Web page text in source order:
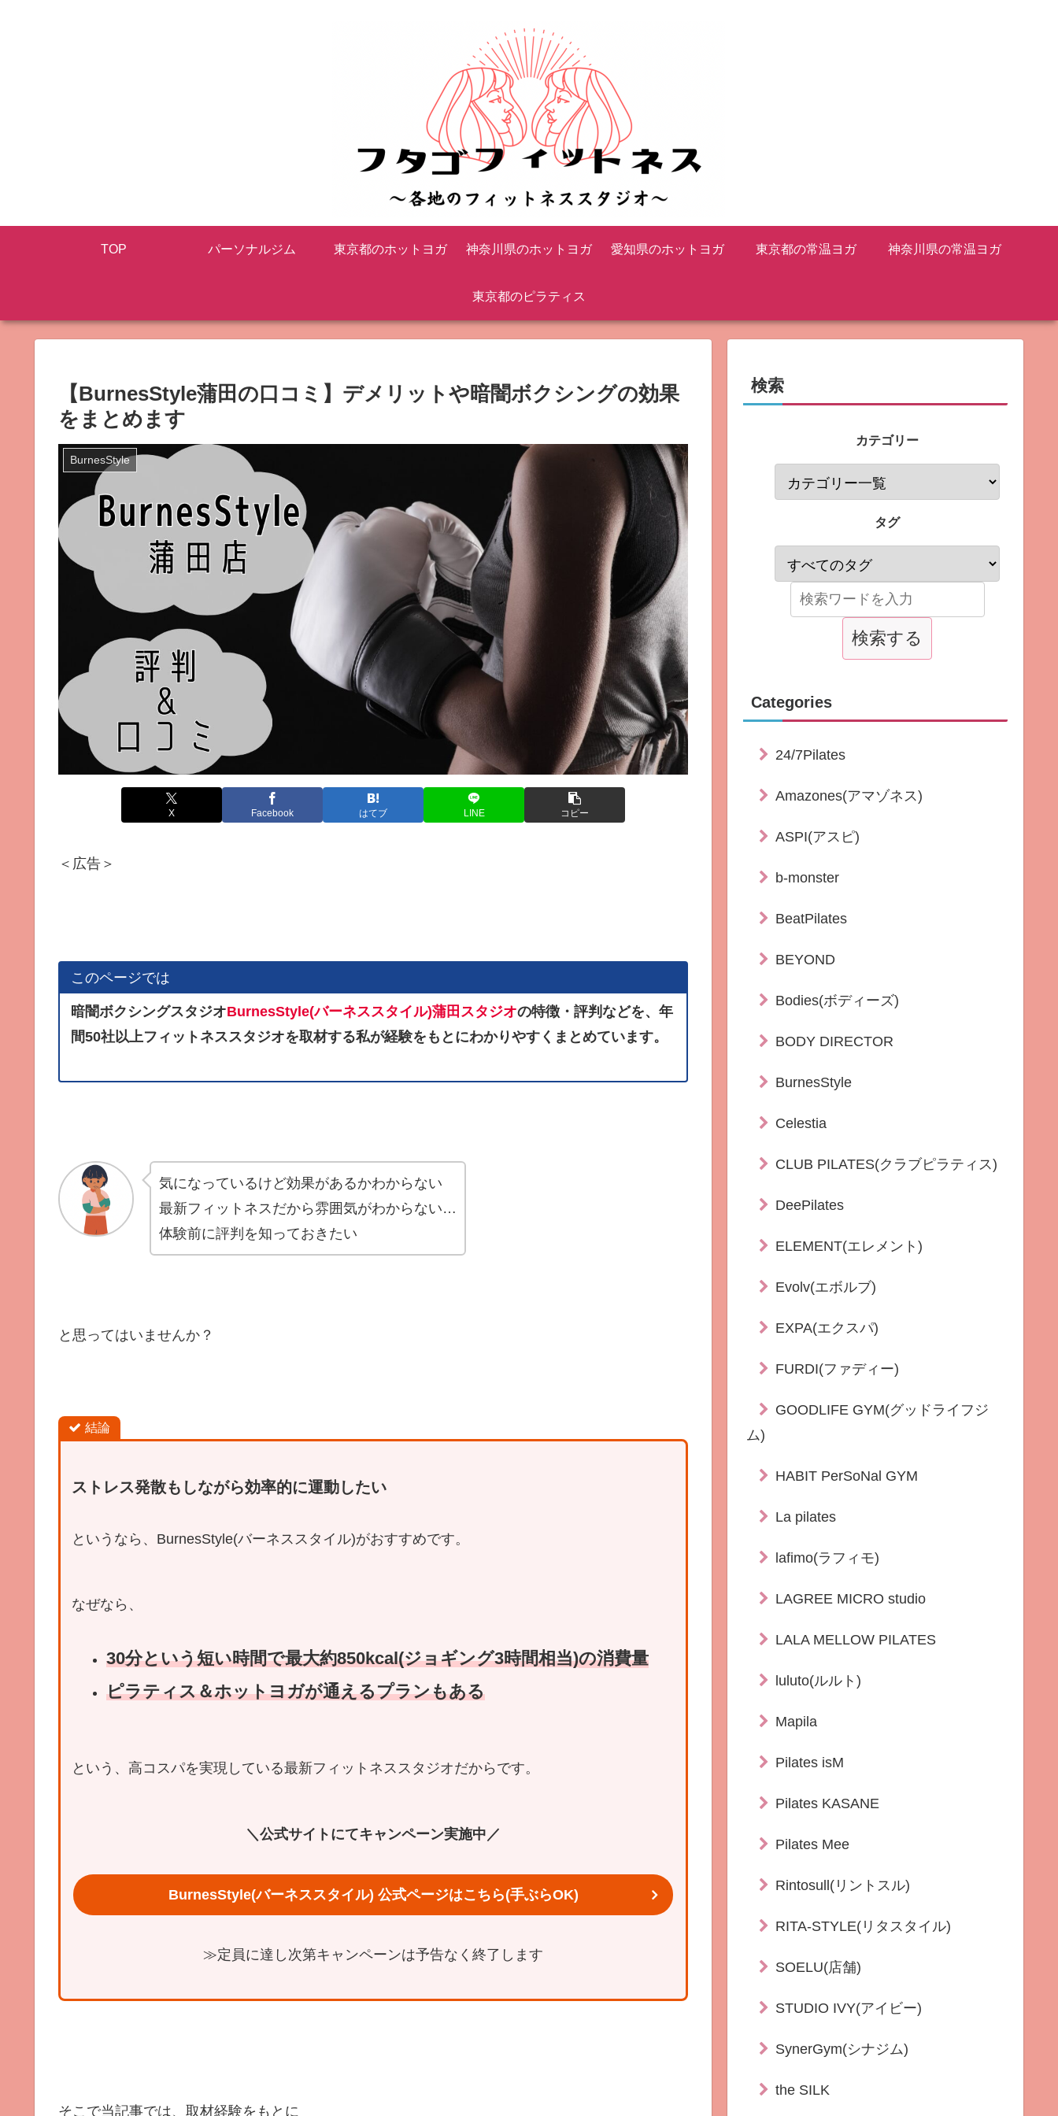
TOP パーソナルジム 東京都のホットヨガ 神奈川県のホットヨガ 愛知県のホットヨガ 東京都の常温ヨガ 神奈川県の常温ヨガ
東京都のピラティス
【BurnesStyle蒲田の口コミ】デメリットや暗闇ボクシングの効果
をまとめます
BurnesStyle
X Facebook はてブ LINE コピー
＜広告＞
このページでは
暗闇ボクシングスタジオBurnesStyle(バーネススタイル)蒲田スタジオの特徴・評判などを、年
間50社以上フィットネススタジオを取材する私が経験をもとにわかりやすくまとめています。
気になっているけど効果があるかわからない
最新フィットネスだから雰囲気がわからない…
体験前に評判を知っておきたい
と思ってはいませんか？
結論
ストレス発散もしながら効率的に運動したい
というなら、BurnesStyle(バーネススタイル)がおすすめです。
なぜなら、
30分という短い時間で最大約850kcal(ジョギング3時間相当)の消費量
ピラティス＆ホットヨガが通えるプランもある
という、高コスパを実現している最新フィットネススタジオだからです。
＼公式サイトにてキャンペーン実施中／
BurnesStyle(バーネススタイル) 公式ページはこちら(手ぶらOK)
≫定員に達し次第キャンペーンは予告なく終了します
そこで当記事では、取材経験をもとに
検索
カテゴリー
タグ
Categories
24/7Pilates
Amazones(アマゾネス)
ASPI(アスピ)
b-monster
BeatPilates
BEYOND
Bodies(ボディーズ)
BODY DIRECTOR
BurnesStyle
Celestia
CLUB PILATES(クラブピラティス)
DeePilates
ELEMENT(エレメント)
Evolv(エボルブ)
EXPA(エクスパ)
FURDI(ファディー)
GOODLIFE GYM(グッドライフジ
ム)
HABIT PerSoNal GYM
La pilates
lafimo(ラフィモ)
LAGREE MICRO studio
LALA MELLOW PILATES
luluto(ルルト)
Mapila
Pilates isM
Pilates KASANE
Pilates Mee
Rintosull(リントスル)
RITA-STYLE(リタスタイル)
SOELU(店舗)
STUDIO IVY(アイビー)
SynerGym(シナジム)
the SILK